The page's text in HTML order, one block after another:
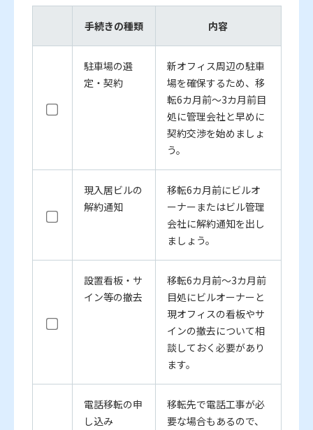
手続きの種類 内容
駐車場の選
定・契約
新オフィス周辺の駐車
場を確保するため、移
転6カ月前～3カ月前目
処に管理会社と早めに
契約交渉を始めましょ
う。
現入居ビルの
解約通知
移転6カ月前にビルオ
ーナーまたはビル管理
会社に解約通知を出し
ましょう。
設置看板・サ
イン等の撤去
移転6カ月前～3カ月前
目処にビルオーナーと
現オフィスの看板やサ
インの撤去について相
談しておく必要があり
ます。
電話移転の申
し込み
移転先で電話工事が必
要な場合もあるので、